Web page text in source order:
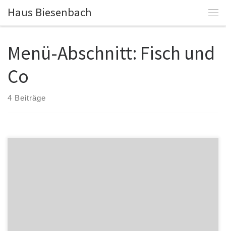
Zum Inhalt springen
Haus Biesenbach
Menü-Abschnitt: Fisch und
Co
4 Beiträge